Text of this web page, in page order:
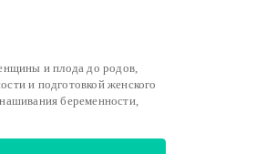
и плода до родов,
и подготовкой женского
беременности,